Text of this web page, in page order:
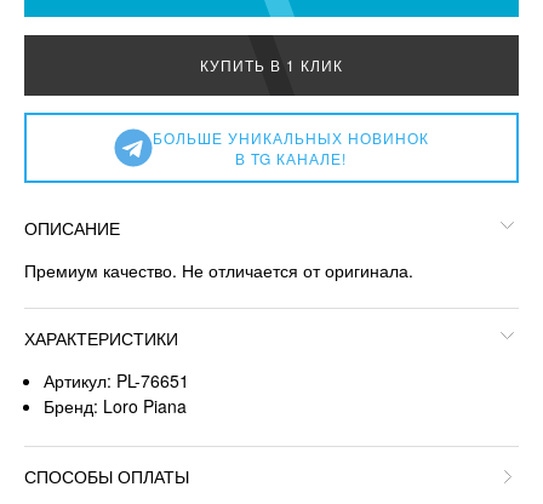
КУПИТЬ В 1 КЛИК
БОЛЬШЕ УНИКАЛЬНЫХ НОВИНОК
В TG КАНАЛЕ!
ОПИСАНИЕ
Премиум качество. Не отличается от оригинала.
ХАРАКТЕРИСТИКИ
Артикул: PL-76651
Бренд: Loro Piana
СПОСОБЫ ОПЛАТЫ